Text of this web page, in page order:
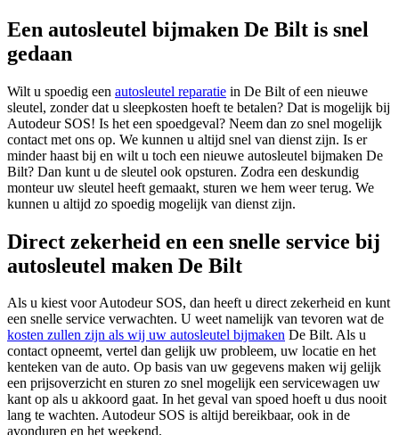
Een autosleutel bijmaken De Bilt is snel
gedaan
Wilt u spoedig een autosleutel reparatie in De Bilt of een nieuwe
sleutel, zonder dat u sleepkosten hoeft te betalen? Dat is mogelijk bij
Autodeur SOS! Is het een spoedgeval? Neem dan zo snel mogelijk
contact met ons op. We kunnen u altijd snel van dienst zijn. Is er
minder haast bij en wilt u toch een nieuwe autosleutel bijmaken De
Bilt? Dan kunt u de sleutel ook opsturen. Zodra een deskundig
monteur uw sleutel heeft gemaakt, sturen we hem weer terug. We
kunnen u altijd zo spoedig mogelijk van dienst zijn.
Direct zekerheid en een snelle service bij
autosleutel maken De Bilt
Als u kiest voor Autodeur SOS, dan heeft u direct zekerheid en kunt
een snelle service verwachten. U weet namelijk van tevoren wat de
kosten zullen zijn als wij uw autosleutel bijmaken De Bilt. Als u
contact opneemt, vertel dan gelijk uw probleem, uw locatie en het
kenteken van de auto. Op basis van uw gegevens maken wij gelijk
een prijsoverzicht en sturen zo snel mogelijk een servicewagen uw
kant op als u akkoord gaat. In het geval van spoed hoeft u dus nooit
lang te wachten. Autodeur SOS is altijd bereikbaar, ook in de
avonduren en het weekend.